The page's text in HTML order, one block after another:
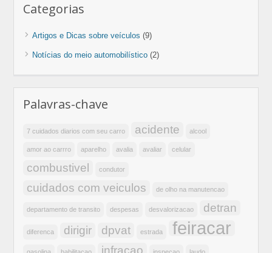
Categorias
Artigos e Dicas sobre veículos (9)
Notícias do meio automobilístico (2)
Palavras-chave
7 cuidados diarios com seu carro acidente alcool
amor ao carrro aparelho avalia avaliar celular
combustivel condutor
cuidados com veiculos de olho na manutencao
departamento de transito despesas desvalorizacao detran
diferenca dirigir dpvat estrada feiracar
infracao